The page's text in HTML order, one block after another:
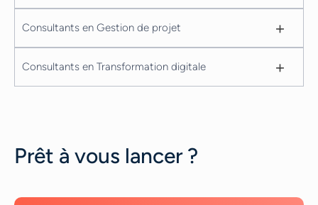
Consultants en Gestion de projet +
Consultants en Transformation digitale +
Prêt à vous lancer ?